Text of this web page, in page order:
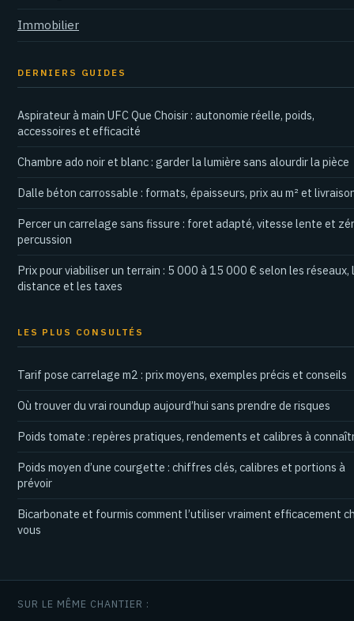
Immobilier
DERNIERS GUIDES
Aspirateur à main UFC Que Choisir : autonomie réelle, poids,
accessoires et efficacité
Chambre ado noir et blanc : garder la lumière sans alourdir la pièce
Dalle béton carrossable : formats, épaisseurs, prix au m² et
Percer un carrelage sans fissure : foret adapté, vitesse lente et
percussion
Prix pour viabiliser un terrain : 5 000 à 15 000 € selon les réseaux,
distance et les taxes
LES PLUS CONSULTÉS
Tarif pose carrelage m2 : prix moyens, exemples précis et conseils
Où trouver du vrai roundup aujourd’hui sans prendre de risques
Poids tomate : repères pratiques, rendements et calibres à
Poids moyen d’une courgette : chiffres clés, calibres et portions à
prévoir
Bicarbonate et fourmis comment l’utiliser vraiment efficacement
vous
SUR LE MÊME CHANTIER :